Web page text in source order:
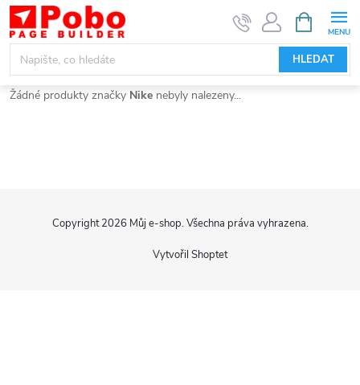
Přejít
na
obsah
HLEDAT
NÁKUPNÍ
KOŠÍK
Žádné produkty značky Nike nebyly nalezeny...
Vytvořil Shoptet
Copyright 2026 Můj e-shop. Všechna práva vyhrazena.